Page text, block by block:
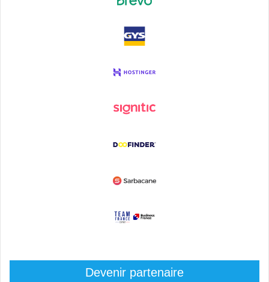
Devenir partenaire